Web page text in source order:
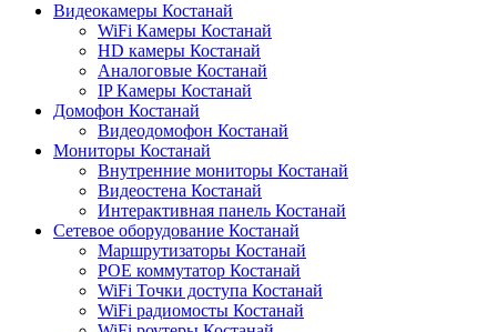
Видеокамеры Костанай
WiFi Камеры Костанай
HD камеры Костанай
Аналоговые Костанай
IP Камеры Костанай
Домофон Костанай
Видеодомофон Костанай
Мониторы Костанай
Внутренние мониторы Костанай
Видеостена Костанай
Интерактивная панель Костанай
Сетевое оборудование Костанай
Маршрутизаторы Костанай
POE коммутатор Костанай
WiFi Точки доступа Костанай
WiFi радиомосты Костанай